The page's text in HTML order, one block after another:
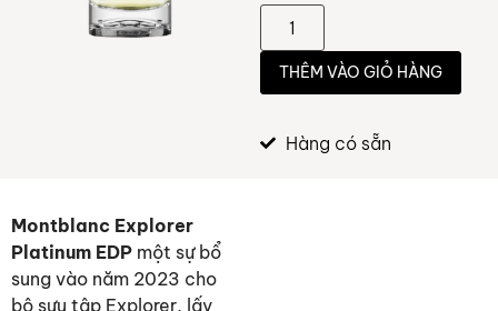
THÊM VÀO GIỎ HÀNG
Hàng có sẵn
Montblanc Explorer
Platinum EDP một sự bổ
sung vào năm 2023 cho
bộ sưu tập Explorer, lấy